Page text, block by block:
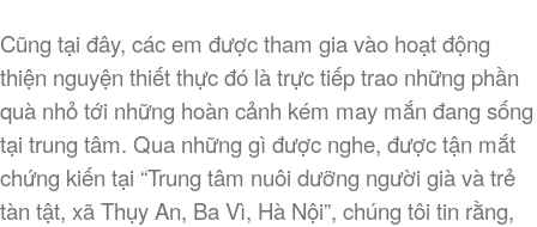
Cũng tại đây, các em được tham gia vào hoạt động
thiện nguyện thiết thực đó là trực tiếp trao những phần
quà nhỏ tới những hoàn cảnh kém may mắn đang sống
tại trung tâm. Qua những gì được nghe, được tận mắt
chứng kiến tại “Trung tâm nuôi dưỡng người già và trẻ
tàn tật, xã Thụy An, Ba Vì, Hà Nội”, chúng tôi tin rằng,